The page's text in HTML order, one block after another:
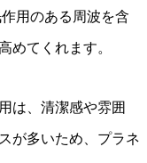
用のある周波を含
めてくれます。
は、清潔感や雰囲
が多いため、プラネ